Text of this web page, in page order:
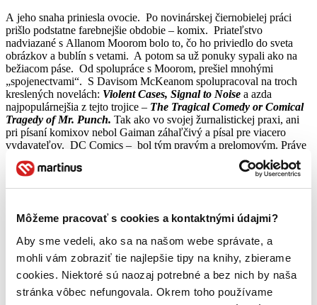
Môžeme pracovať s cookies a kontaktnými údajmi?
Aby sme vedeli, ako sa na našom webe správate, a
mohli vám zobraziť tie najlepšie tipy na knihy, zbierame
cookies. Niektoré sú naozaj potrebné a bez nich by naša
stránka vôbec nefungovala. Okrem toho používame
A jeho snaha priniesla ovocie. Po novinárskej čiernobielej práci
prišlo podstatne farebnejšie obdobie – komix. Priateľstvo
nadviazané s Allanom Moorom bolo to, čo ho priviedlo do sveta
obrázkov a bublín s vetami. A potom sa už ponuky sypali ako na
bežiacom páse. Od spolupráce s Moorom, prešiel mnohými
„spojenectvami“. S Davisom McKeanom spolupracoval na troch
kreslených novelách: Violent Cases, Signal to Noise a azda
najpopulárnejšia z tejto trojice – The Tragical Comedy or Comical
Tragedy of Mr. Punch. Tak ako vo svojej žurnalistickej praxi, ani
pri písaní komixov nebol Gaiman záhaľčivý a písal pre viacero
vydavateľov. DC Comics – bol tým pravým a prelomovým. Práve
pod hlavičkou tejto spoločnosti začal Gaiman svoju prácu na
Sandmanovi.Komix, ktorý ho preslávil a priniesol mu uznanie.